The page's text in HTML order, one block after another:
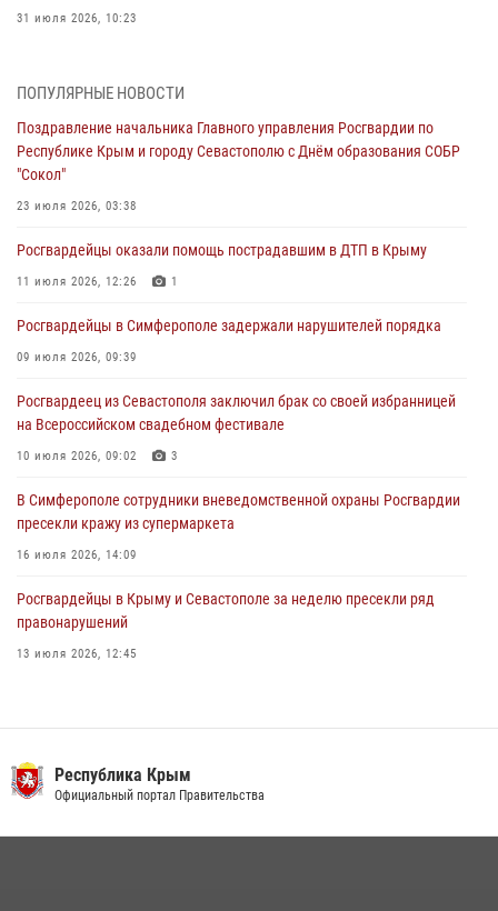
31 июля 2026, 10:23
объекте в Севастополе
Росгвардейцы Севастополя пресекли противоправные действия на
охраняемом объекте
29 июля 2026, 12:34
Росгвардейцы Крыма и Севастополя отметили День Крещения Руси
28 июля 2026, 14:18
В Симферополе сотрудники Росгвардии задержали подозреваемого
в краже из гипермаркета
ПОПУЛЯРНЫЕ НОВОСТИ
Поздравление начальника Главного управления Росгвардии по
Республике Крым и городу Севастополю с Днём образования СОБР
"Сокол"
23 июля 2026, 03:38
Росгвардейцы оказали помощь пострадавшим в ДТП в Крыму
11 июля 2026, 12:26 1
Росгвардейцы в Симферополе задержали нарушителей порядка
09 июля 2026, 09:39
Росгвардеец из Севастополя заключил брак со своей избранницей
на Всероссийском свадебном фестивале
10 июля 2026, 09:02 3
В Симферополе сотрудники вневедомственной охраны Росгвардии
пресекли кражу из супермаркета
16 июля 2026, 14:09
Росгвардейцы в Крыму и Севастополе за неделю пресекли ряд
правонарушений
13 июля 2026, 12:45
В Ялте росгвардейцы задержали подозреваемого в краже
Республика Крым
Официальный портал Правительства